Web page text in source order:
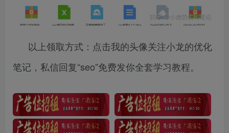
以上领取方式：点击我的头像关注小龙的优化
笔记，私信回复“seo”免费发你全套学习教程。